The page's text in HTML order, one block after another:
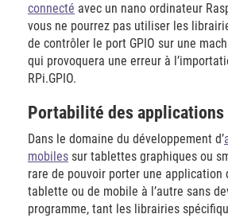
connecté avec un nano ordinateur
vous ne pourrez pas utiliser les
de contrôler le port GPIO sur une
qui provoquera une erreur à
RPi.GPIO.
Portabilité des
Dans le domaine du développement d’
mobiles sur tablettes graphiques ou
rare de pouvoir porter une application
tablette ou de mobile à l’autre sans
programme, tant les librairies